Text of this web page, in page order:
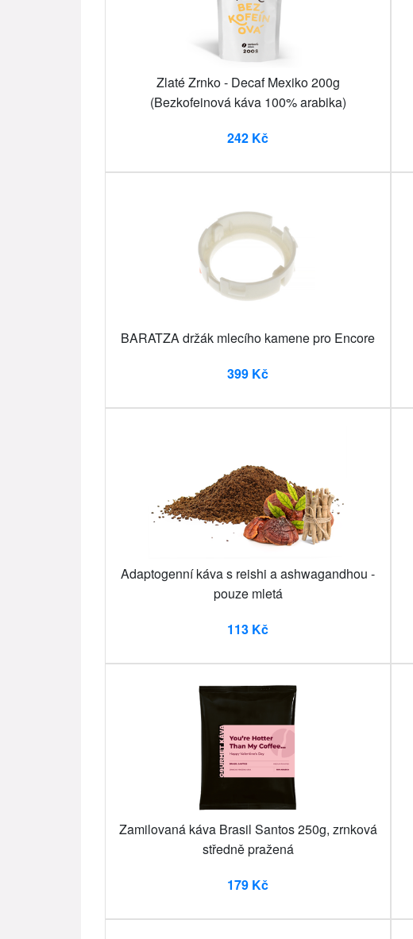
Zlaté Zrnko - Decaf Mexiko 200g
(Bezkofeinová káva 100% arabika)
242 Kč
BARATZA držák mlecího kamene pro Encore
399 Kč
Adaptogenní káva s reishi a ashwagandhou -
pouze mletá
113 Kč
Zamilovaná káva Brasil Santos 250g, zrnková
středně pražená
179 Kč